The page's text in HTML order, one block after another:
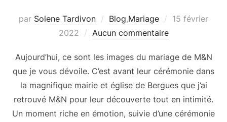
par Solene Tardivon Blog,Mariage
Publié
15 février
2022
Aucun commentaire
Aujourd’hui, ce sont les images du mariage de M&N
que je vous dévoile. C’est avant leur cérémonie dans
la magnifique mairie et église de Bergues que j’ai
retrouvé M&N pour leur découverte tout en intimité.
Un moment riche en émotion, suivie d’une cérémonie